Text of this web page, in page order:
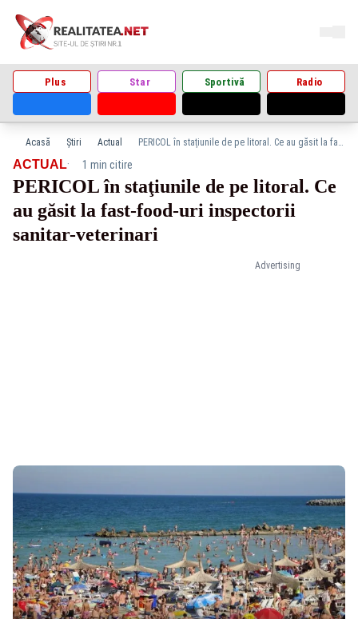
Plus Star Sportivă Radio
Acasă Știri Actual PERICOL în staţiunile de pe litoral. Ce au găsit la fast-food-uri inspectorii sanitar-veterinari
Advertising
ACTUAL· 1 min citire
PERICOL în staţiunile de pe litoral. Ce
au găsit la fast-food-uri inspectorii
sanitar-veterinari